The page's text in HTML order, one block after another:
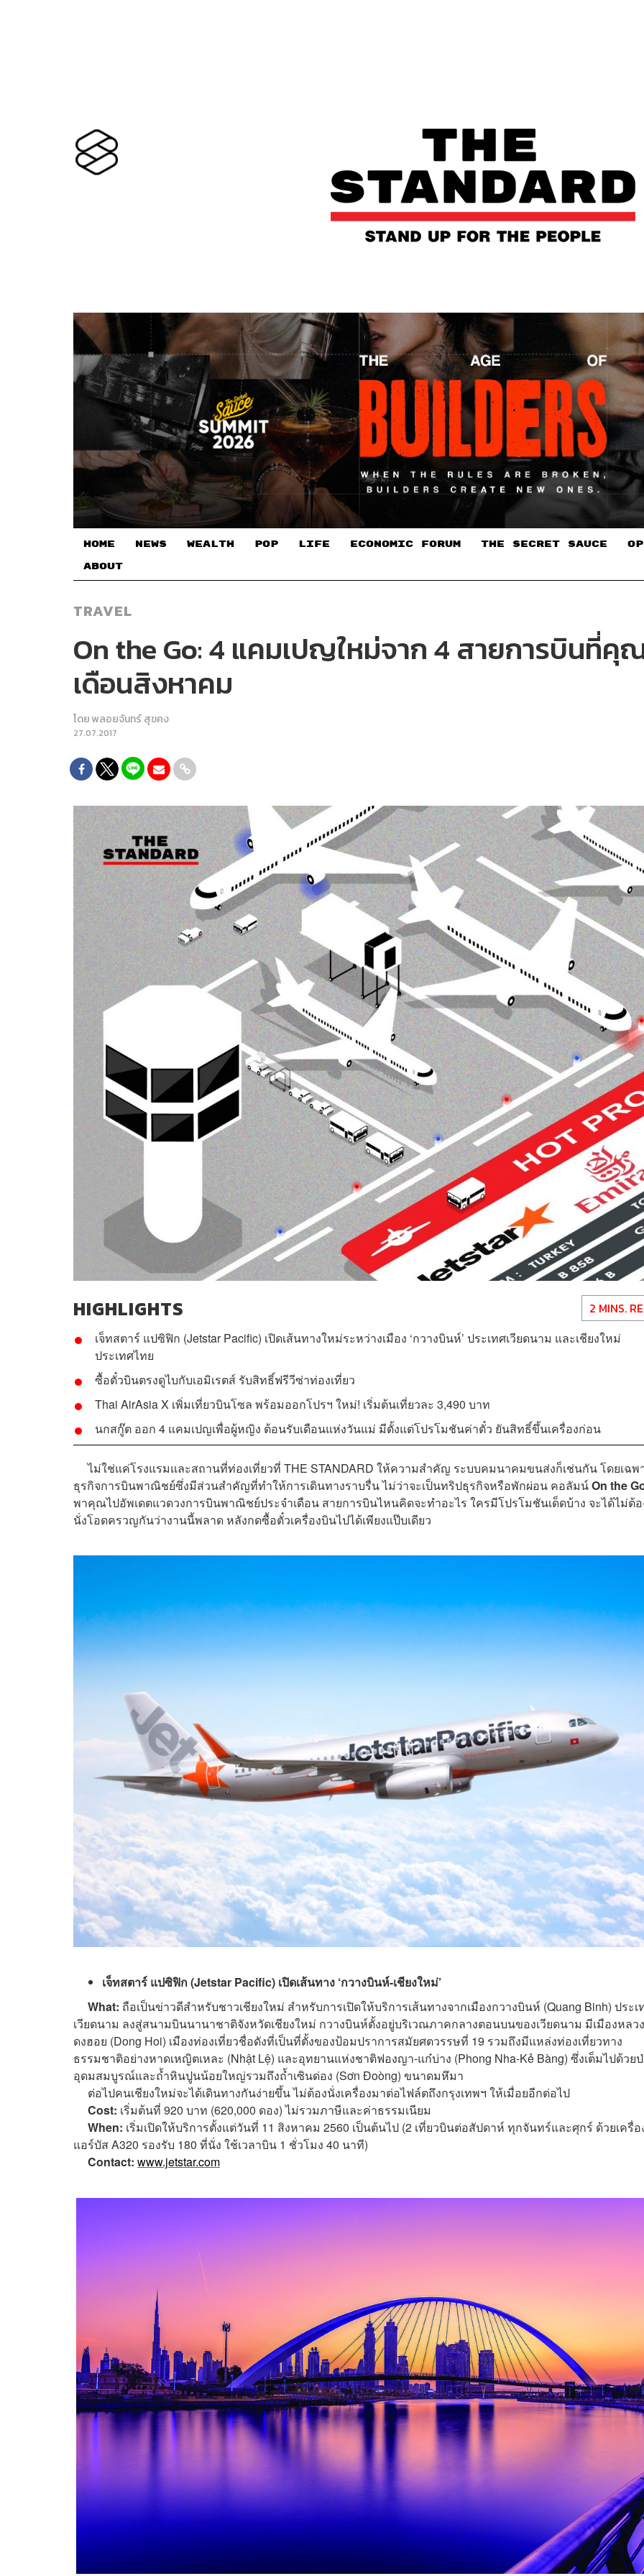
HOME NEWS WEALTH POP LIFE ECONOMIC FORUM THE SECRET SAUCE​
ABOUT
TRAVEL
On the Go: 4 แคมเปญใหม่จาก 4 สายการบินที่คุ
เดือนสิงหาคม
โดยพลอยจันทร์ สุขคง
27.07.2017
HIGHLIGHTS 2 MINS.
เจ็ทสตาร์ แปซิฟิก (Jetstar Pacific) เปิดเส้นทางใหม่ระหว่างเมือง ‘กวางบินห์’ ประเทศเวียดนาม และเชียงใหม่
ประเทศไทย
ซื้อตั๋วบินตรงดูไบกับเอมิเรตส์ รับสิทธิ์ฟรีวีซ่าท่องเที่ยว
Thai AirAsia X เพิ่มเที่ยวบินโซล พร้อมออกโปรฯ ใหม่! เริ่มต้นเที่ยวละ 3,490 บาท
นกสกู๊ต ออก 4 แคมเปญเพื่อผู้หญิง ต้อนรับเดือนแห่งวันแม่ มีตั้งแต่โปรโมชันค่าตั๋ว ยันสิทธิ์ขึ้นเครื่องก่อน
ไม่ใช่แค่โรงแรมและสถานที่ท่องเที่ยวที่ THE STANDARD ให้ความสำคัญ ระบบคมนาคมขนส่งก็เช่นกัน โดยเฉพ
ธุรกิจการบินพาณิชย์ซึ่งมีส่วนสำคัญที่ทำให้การเดินทางราบรื่น ไม่ว่าจะเป็นทริปธุรกิจหรือพักผ่อน คอลัมน์On the
พาคุณไปอัพเดตแวดวงการบินพาณิชย์ประจำเดือน สายการบินไหนคิดจะทำอะไร ใครมีโปรโมชันเด็ดบ้าง จะได้ไม่ต้
นั่งโอดครวญกันว่างานนี้พลาด หลังกดซื้อตั๋วเครื่องบินไปได้เพียงแป๊บเดียว
เจ็ทสตาร์ แปซิฟิก (Jetstar Pacific) เปิดเส้นทาง ‘กวางบินห์-เชียงใหม่’
What: ถือเป็นข่าวดีสำหรับชาวเชียงใหม่ สำหรับการเปิดให้บริการเส้นทางจากเมืองกวางบินห์ (Quang Binh) ประเ
เวียดนาม ลงสู่สนามบินนานาชาติจังหวัดเชียงใหม่ กวางบินห์ตั้งอยู่บริเวณภาคกลางตอนบนของเวียดนาม มีเมืองหลว
ดงฮอย (Dong Hoi) เมืองท่องเที่ยวชื่อดังที่เป็นที่ตั้งของป้อมปราการสมัยศตวรรษที่ 19 รวมถึงมีแหล่งท่องเที่ยวทาง
ธรรมชาติอย่างหาดเหญิตเหละ (Nhật Lệ) และอุทยานแห่งชาติฟองญา-แก๋บ่าง (Phong Nha-Kẻ Bàng) ซึ่งเต็มไปด้วย
อุดมสมบูรณ์และถ้ำหินปูนน้อยใหญ่รวมถึงถ้ำเซินด่อง (Sơn Đoòng) ขนาดมหึมา
ต่อไปคนเชียงใหม่จะได้เดินทางกันง่ายขึ้น ไม่ต้องนั่งเครื่องมาต่อไฟล์ตถึงกรุงเทพฯ ให้เมื่อยอีกต่อไป
Cost: เริ่มต้นที่ 920 บาท (620,000 ดอง) ไม่รวมภาษีและค่าธรรมเนียม
When: เริ่มเปิดให้บริการตั้งแต่วันที่ 11 สิงหาคม 2560 เป็นต้นไป (2 เที่ยวบินต่อสัปดาห์ ทุกจันทร์และศุกร์ ด้วยเครื่
แอร์บัส A320 รองรับ 180 ที่นั่ง ใช้เวลาบิน 1 ชั่วโมง 40 นาที)
Contact: www.jetstar.com